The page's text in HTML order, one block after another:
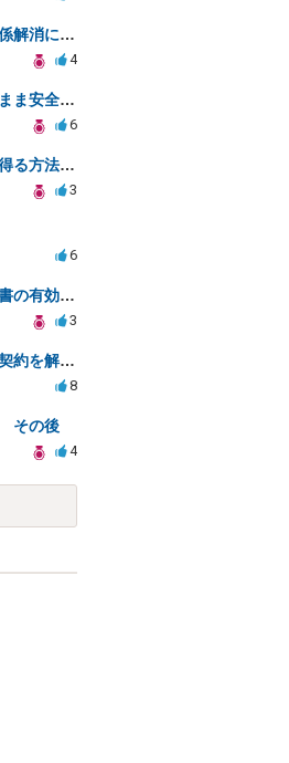
不倫相手からの借金返済と関係解消について弁護士に相談したい
4
国有地に住んでいるが、このまま安全に住めるかわからない。
6
共同名義の土地で家賃収入を得る方法と法的対策は？
3
6
不動産詐欺被害における合意書の有効性について
3
設計事務所との設計管理監修契約を解約したい
8
その後
4